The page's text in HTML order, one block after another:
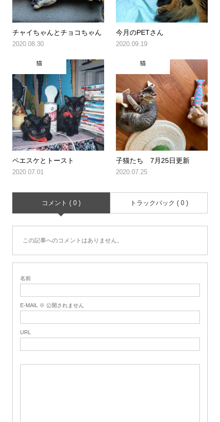
チャイちゃんとチョコちゃん
2020.08.30
今月のPETさん
2020.09.19
猫
ペエスケとトースト
2020.07.01
猫
子猫たち 7月25日更新
2020.07.25
コメント ( 0 ) トラックバック ( 0 )
この記事へのコメントはありません。
名前
E-MAIL ※ 公開されません
URL